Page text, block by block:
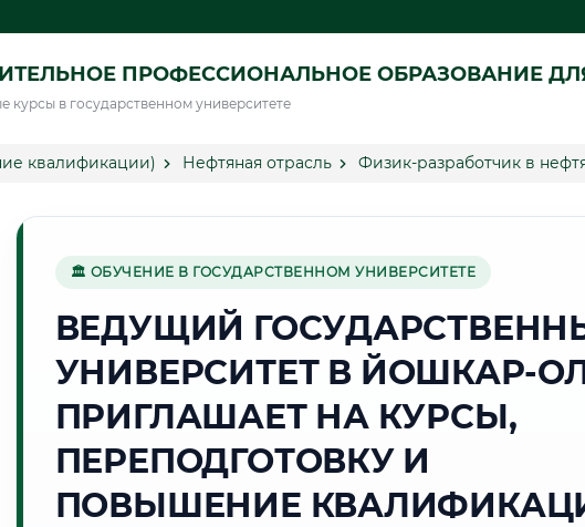
ПРОФЕССИОНАЛЬНОЕ ОБРАЗОВАНИЕ
курсы в государственном университете
квалификации) Нефтяная отрасль Физик-разработчик в
🏛 ОБУЧЕНИЕ В ГОСУДАРСТВЕННОМ УНИВЕРСИТЕТЕ
ВЕДУЩИЙ
УНИВЕРСИТЕТ В ЙОШКАР-
ПРИГЛАШАЕТ НА КУРСЫ,
ПЕРЕПОДГОТОВКУ И
ПОВЫШЕНИЕ